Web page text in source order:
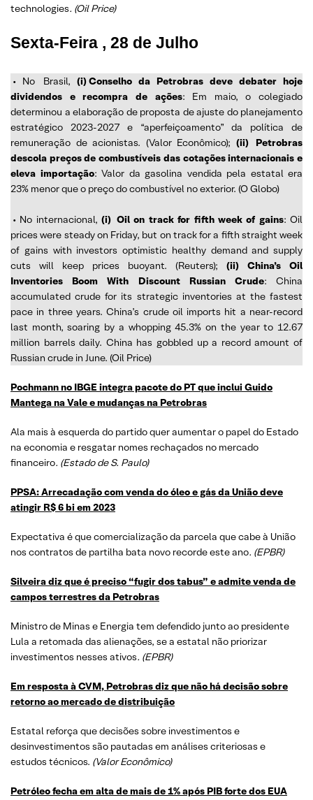
technologies. (Oil Price)
Sexta-Feira , 28 de Julho
• No Brasil, (i)Conselho da Petrobras deve debater hoje
dividendos e recompra de ações: Em maio, o colegiado
determinou a elaboração de proposta de ajuste do planejamento
estratégico 2023-2027 e “aperfeiçoamento” da política de
remuneração de acionistas. (Valor Econômico); (ii)
Petrobras
descola preços de combustíveis das cotações internacionais e
eleva importação: Valor da gasolina vendida pela estatal era
23% menor que o preço do combustível no exterior. (O Globo)
• No internacional, (i) Oil on track for fifth week of gains: Oil
prices were steady on Friday, but on track for a fifth straight week
of gains with investors optimistic healthy demand and supply
cuts will keep prices buoyant. (Reuters); (ii) China’s Oil
Inventories Boom With Discount Russian Crude: China
accumulated crude for its strategic inventories at the fastest
pace in three years. China’s crude oil imports hit a near-record
last month, soaring by a whopping 45.3% on the year to 12.67
million barrels daily. China has gobbled up a record amount of
Russian crude in June. (Oil Price)
Pochmann no IBGE integra pacote do PT que inclui Guido
Mantega na Vale e mudanças na Petrobras
Ala mais à esquerda do partido quer aumentar o papel do Estado
na economia e resgatar nomes rechaçados no mercado
financeiro. (Estado de S. Paulo)
PPSA: Arrecadação com venda do óleo e gás da União deve
atingir R$ 6 bi em 2023
Expectativa é que comercialização da parcela que cabe à União
nos contratos de partilha bata novo recorde este ano. (EPBR)
Silveira diz que é preciso “fugir dos tabus” e admite venda de
campos terrestres da Petrobras
Ministro de Minas e Energia tem defendido junto ao presidente
Lula a retomada das alienações, se a estatal não priorizar
investimentos nesses ativos. (EPBR)
Em resposta à CVM, Petrobras diz que não há decisão sobre
retorno ao mercado de distribuição
Estatal reforça que decisões sobre investimentos e
desinvestimentos são pautadas em análises criteriosas e
estudos técnicos. (Valor Econômico)
Petróleo fecha em alta de mais de 1% após PIB forte dos EUA